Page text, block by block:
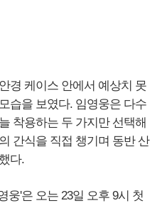
경 케이스 안에서 예상치 못
습을 보였다. 임영웅은 다수
착용하는 두 가지만 선택해
간식을 직접 챙기며 동반 산
다.
웅'은 오는 23일 오후 9시 첫